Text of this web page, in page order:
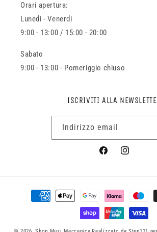
Orari apertura:
Lunedi - Venerdi
9:00 - 13:00 / 15:00 - 20:00
Sabato
9:00 - 13:00 - Pomeriggio chiuso
ISCRIVITI ALLA
Indirizzo email
FacebookInstagram
Metodi